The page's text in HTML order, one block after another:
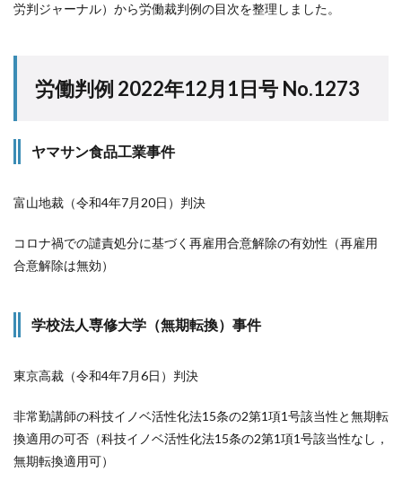
労判ジャーナル）から労働裁判例の目次を整理しました。
労働判例 2022年12月1日号 No.1273
ヤマサン食品工業事件
富山地裁（令和4年7月20日）判決
コロナ禍での譴責処分に基づく再雇用合意解除の有効性（再雇用
合意解除は無効）
学校法人専修大学（無期転換）事件
東京高裁（令和4年7月6日）判決
非常勤講師の科技イノベ活性化法15条の2第1項1号該当性と無期転
換適用の可否（科技イノベ活性化法15条の2第1項1号該当性なし，
無期転換適用可）